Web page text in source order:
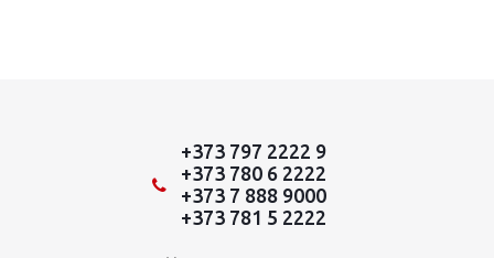
+373 797 2222 9
+373 780 6 2222
+373 7 888 9000
+373 781 5 2222